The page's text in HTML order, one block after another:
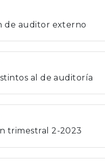
de auditor externo
al de auditoría
trimestral 2-2023